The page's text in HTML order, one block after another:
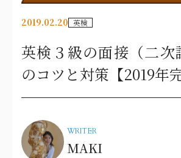
2019.02.20 英検
英検３級の面接（二次
のコツと対策【2019年
WRITER
MAKI